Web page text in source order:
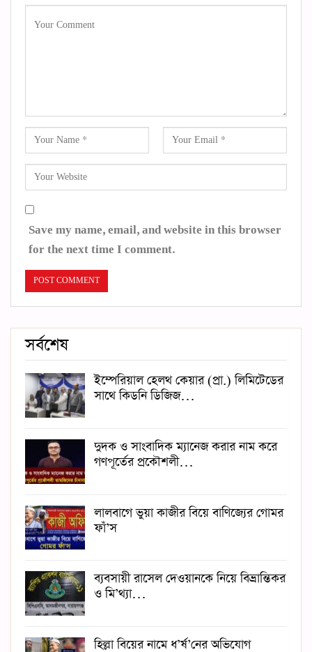
Save my name, email, and website in this browser
for the next time I comment.
সর্বশেষ
ইম্পেরিয়াল হেলথ কেয়ার (প্রা.) লিমিটেডের
সাথে কিডনি ডিজিজ…
দুদক ও সাংবাদিক ম্যানেজ করার নাম করে
গণপূর্তের প্রকৌশলী…
লালবাগে ভুয়া কাজীর বিয়ে বাণিজ্যের গোমর
ফাঁ’স
ব্যবসায়ী রাসেল দেওয়ানকে নিয়ে বিভ্রান্তিকর
ও মি’থ্যা…
হিল্লা বিয়ের নামে ধ’র্ষ’নের অভিযোগ